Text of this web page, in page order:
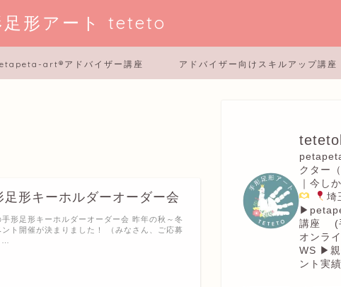
足形アート teteto
art®アドバイザー講座 アドバイザー向けスキルアップ講座
形キーホルダーオーダー会
形足形キーホルダーオーダー会 昨年の秋～冬
ト開催が決まりました！ （みなさん、ご応募
クター
｜今し
埼
講座
(
オンラ
WS ▶︎親
ント実